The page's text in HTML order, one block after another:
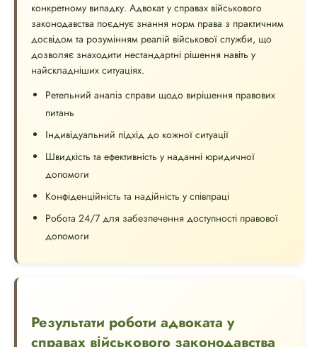
конкретному випадку. Адвокат у справах військового
законодавства поєднує знання норм права з практичним
досвідом та розумінням реалій військової служби, що
дозволяє знаходити нестандартні рішення навіть у
найскладніших ситуаціях.
Ретельний аналіз справи щодо вирішення правових
питань
Індивідуальний підхід до кожної ситуації
Швидкість та ефективність у наданні юридичної
допомоги
Конфіденційність та надійність у співпраці
Робота 24/7 для забезпечення доступності правової
допомоги
Результати роботи адвоката у
справах військового законодавства